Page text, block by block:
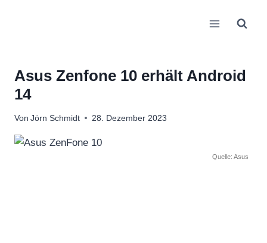
Asus Zenfone 10 erhält Android
14
Von Jörn Schmidt 28. Dezember 2023
Quelle: Asus